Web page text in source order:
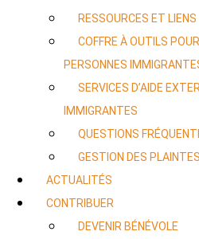
RESSOURCES ET LIENS
COFFRE À OUTILS
PERSONNES
SERVICES D’AIDE
IMMIGRANTES
QUESTIONS
GESTION DES PLAINTES
ACTUALITÉS
CONTRIBUER
DEVENIR BÉNÉVOLE